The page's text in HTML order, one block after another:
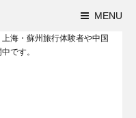
MENU
海・蘇州旅行体験者や中国
です。